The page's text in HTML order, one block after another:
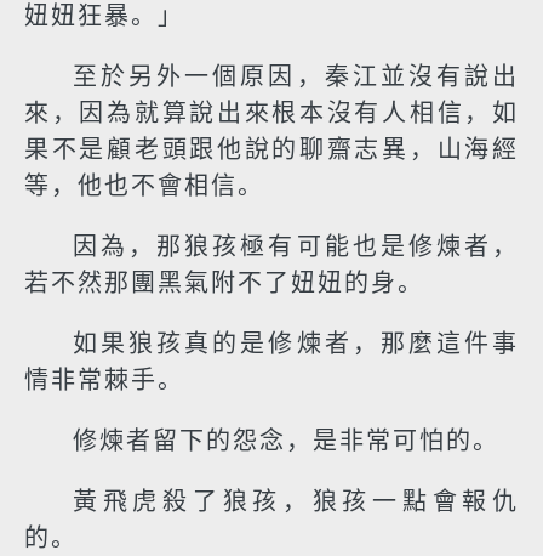
妞妞狂暴。」
至於另外一個原因，秦江並沒有說出
來，因為就算說出來根本沒有人相信，如
果不是顧老頭跟他說的聊齋志異，山海經
等，他也不會相信。
因為，那狼孩極有可能也是修煉者，
若不然那團黑氣附不了妞妞的身。
如果狼孩真的是修煉者，那麼這件事
情非常棘手。
修煉者留下的怨念，是非常可怕的。
黃飛虎殺了狼孩，狼孩一點會報仇
的。